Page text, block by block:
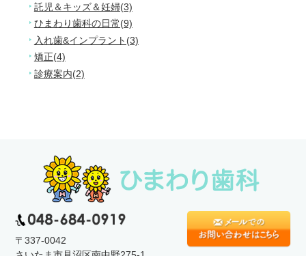
託児＆キッズ＆妊婦(3)
ひまわり歯科の日常(9)
入れ歯&インプラント(3)
矯正(4)
診療案内(2)
〒337-0042